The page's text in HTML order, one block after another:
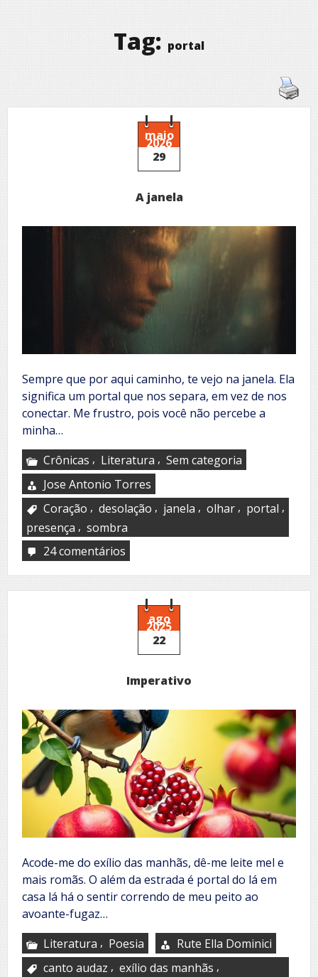
Tag: portal
maio
2026
29
A janela
Sempre que por aqui caminho, te vejo na janela. Ela
significa um portal que nos separa, em vez de nos
conectar. Me frustro, pois você não percebe a
minha…
Crônicas , Literatura , Sem categoria
Jose Antonio Torres
Coração , desolação , janela , olhar , portal ,
presença , sombra
24 comentários
janela
ago
2025
22
Imperativo
Acode-me do exílio das manhãs, dê-me leite mel e
mais romãs. O além da estrada é portal do lá em
casa lá há o sentir correndo de meu peito ao
avoante-fugaz…
Literatura , Poesia
Rute Ella Dominici
canto audaz , exílio das manhãs ,